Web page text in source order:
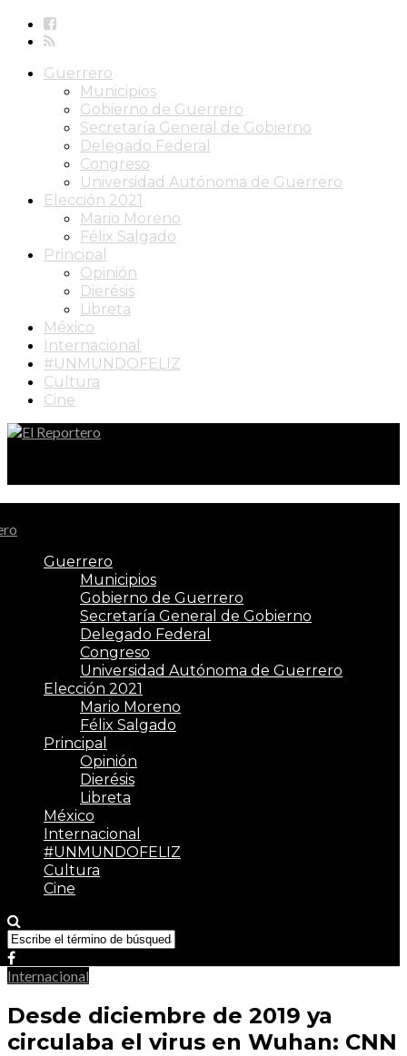
Guerrero
Municipios
Gobierno de Guerrero
Secretaría General de Gobierno
Delegado Federal
Congreso
Universidad Autónoma de Guerrero
Elección 2021
Mario Moreno
Félix Salgado
Principal
Opinión
Dierésis
Libreta
México
Internacional
#UNMUNDOFELIZ
Cultura
Cine
Guerrero
Municipios
Gobierno de Guerrero
Secretaría General de Gobierno
Delegado Federal
Congreso
Universidad Autónoma de Guerrero
Elección 2021
Mario Moreno
Félix Salgado
Principal
Opinión
Dierésis
Libreta
México
Internacional
#UNMUNDOFELIZ
Cultura
Cine
Internacional
Desde diciembre de 2019 ya
circulaba el virus en Wuhan: CNN